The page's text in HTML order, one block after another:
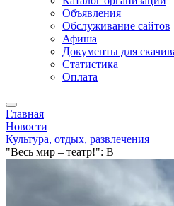
Объявления
Обслуживание сайтов
Афиша
Документы для
Статистика
Оплата
Главная
Новости
Культура, отдых, развлечения
"Весь мир – театр!": В